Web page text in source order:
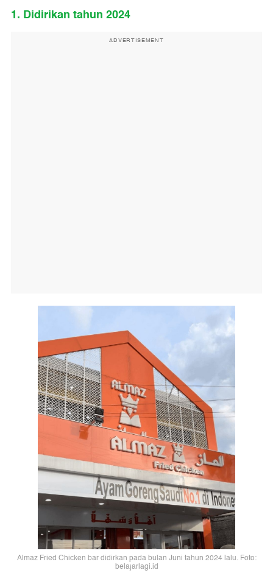
1. Didirikan tahun 2024
ADVERTISEMENT
Almaz Fried Chicken bar didirkan pada bulan Juni tahun 2024 lalu. Foto:
belajarlagi.id